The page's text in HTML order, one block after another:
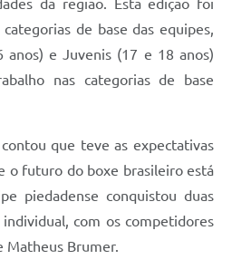
da região. Esta edição foi
de base das equipes,
anos) e Juvenis (17 e 18 anos)
nas categorias de base
que teve as expectativas
o futuro do boxe brasileiro está
piedadense conquistou duas
com os competidores
Matheus Brumer.